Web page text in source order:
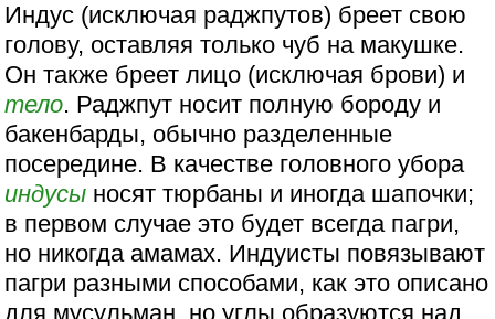
Индус (исключая раджпутов) бреет свою
голову, оставляя только чуб на макушке.
Он также бреет лицо (исключая брови) и
тело. Раджпут носит полную бороду и
бакенбарды, обычно разделенные
посередине. В качестве головного убора
индусы носят тюрбаны и иногда шапочки;
в первом случае это будет всегда пагри,
но никогда амамах. Индуисты повязывают
пагри разными способами, как это описано
для мусульман, но углы образуются над